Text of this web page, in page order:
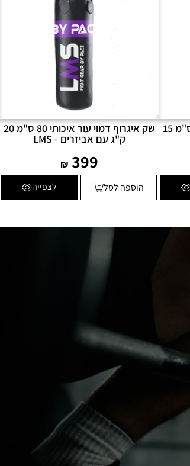
שק איגרוף דמוי עור איכותי 60 ס"מ 15 שק איגרוף דמוי עור איכותי 80 ס"מ 20
ק"ג עם אביזרים - LMS
399
₪
הוספה לסל
לצפייה